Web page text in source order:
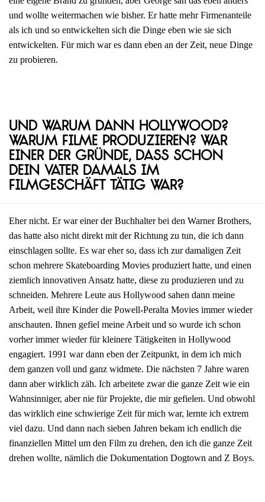
und wollte weitermachen wie bisher. Er hatte mehr Firmenanteile
als ich und so entwickelten sich die Dinge eben wie sie sich
entwickelten. Für mich war es dann eben an der Zeit, neue Dinge
zu probieren.
Und warum dann Hollywood?
Warum Filme produzieren? War
einer der Gründe, dass schon
dein Vater damals im
Filmgeschäft tätig war?
Eher nicht. Er war einer der Buchhalter bei den Warner Brothers,
das hatte also nicht direkt mit der Richtung zu tun, die ich dann
einschlagen sollte. Es war eher so, dass ich zur damaligen Zeit
schon mehrere Skateboarding Movies produziert hatte, und einen
ziemlich innovativen Ansatz hatte, diese zu produzieren und zu
schneiden. Mehrere Leute aus Hollywood sahen dann meine
Arbeit, weil ihre Kinder die Powell-Peralta Movies immer wieder
anschauten. Ihnen gefiel meine Arbeit und so wurde ich schon
vorher immer wieder für kleinere Tätigkeiten in Hollywood
engagiert. 1991 war dann eben der Zeitpunkt, in dem ich mich
dem ganzen voll und ganz widmete. Die nächsten 7 Jahre waren
dann aber wirklich zäh. Ich arbeitete zwar die ganze Zeit wie ein
Wahnsinniger, aber nie für Projekte, die mir gefielen. Und obwohl
das wirklich eine schwierige Zeit für mich war, lernte ich extrem
viel dazu. Und dann nach sieben Jahren bekam ich endlich die
finanziellen Mittel um den Film zu drehen, den ich die ganze Zeit
drehen wollte, nämlich die Dokumentation Dogtown and Z Boys.